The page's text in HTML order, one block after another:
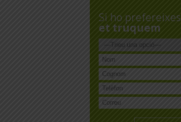
Si ho prefereixes
et truquem